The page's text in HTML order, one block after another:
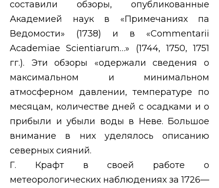
составили обзоры, опубликованные
Академией наук в «Примечаниях па
Ведомости» (1738) и в «Commentarii
Academiae Scientiarum…» (1744, 1750, 1751
гг.). Эти обзоры «одержали сведения о
максимальном и минимальном
атмосферном давлении, температуре по
месяцам, количестве дней с осадками и о
прибыли и убыли воды в Неве. Большое
внимание в них уделялось описанию
северных сияний.
Г. Крафт в своей работе о
метеорологических наблюдениях за 1726—